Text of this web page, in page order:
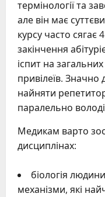
термінології та
але він має
курсу часто сягає
закінчення
іспит на
привілеїв.
найняти
паралельно
Медикам варто
дисциплінах:
біологія
механізми, які